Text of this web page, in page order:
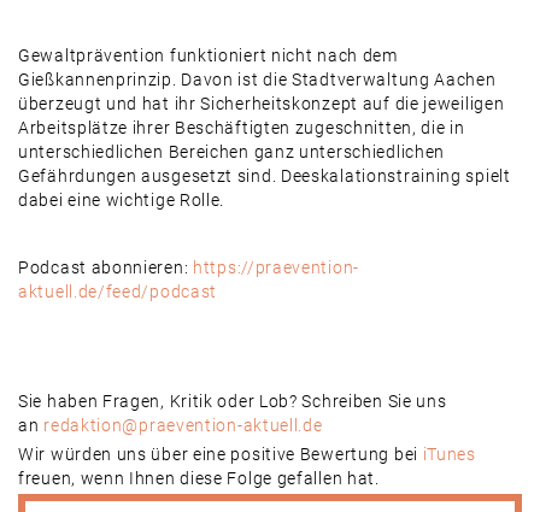
Gewaltprävention funktioniert nicht nach dem
Gießkannenprinzip. Davon ist die Stadtverwaltung Aachen
überzeugt und hat ihr Sicherheitskonzept auf die jeweiligen
Arbeitsplätze ihrer Beschäftigten zugeschnitten, die in
unterschiedlichen Bereichen ganz unterschiedlichen
Gefährdungen ausgesetzt sind. Deeskalationstraining spielt
dabei eine wichtige Rolle.
Podcast abonnieren: https://praevention-
aktuell.de/feed/podcast
Sie haben Fragen, Kritik oder Lob? Schreiben Sie uns
an redaktion@praevention-aktuell.de
Wir würden uns über eine positive Bewertung bei iTunes
freuen, wenn Ihnen diese Folge gefallen hat.